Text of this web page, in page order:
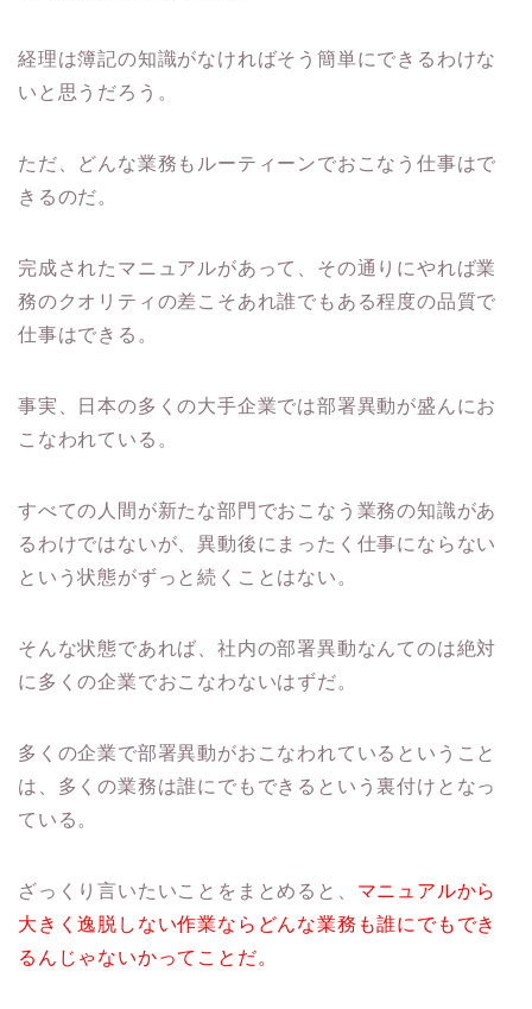
経理は簿記の知識がなければそう簡単にできるわけな
いと思うだろう。
ただ、どんな業務もルーティーンでおこなう仕事はで
きるのだ。
完成されたマニュアルがあって、その通りにやれば業
務のクオリティの差こそあれ誰でもある程度の品質で
仕事はできる。
事実、日本の多くの大手企業では部署異動が盛んにお
こなわれている。
すべての人間が新たな部門でおこなう業務の知識があ
るわけではないが、異動後にまったく仕事にならない
という状態がずっと続くことはない。
そんな状態であれば、社内の部署異動なんてのは絶対
に多くの企業でおこなわないはずだ。
多くの企業で部署異動がおこなわれているということ
は、多くの業務は誰にでもできるという裏付けとなっ
ている。
ざっくり言いたいことをまとめると、 マニュアルから
大きく逸脱しない作業ならどんな業務も誰にでもでき
るんじゃないかってことだ。